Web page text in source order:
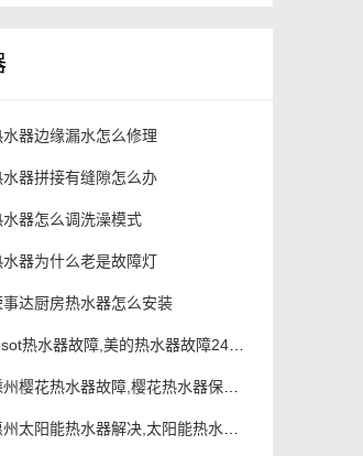
水器边缘漏水怎么修理
水器拼接有缝隙怎么办
水器怎么调洗澡模式
水器为什么老是故障灯
事达厨房热水器怎么安装
热水器故障,美的热水器故障24小时
樱花热水器故障,樱花热水器保修期几年
太阳能热水器解决,太阳能热水器家地址联系方式